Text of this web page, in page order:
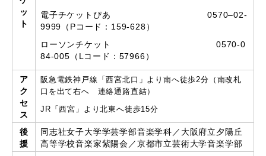
ッ
ト
電子チケットぴあ 0570–02-
9999（Pコード：159-628）
ローソンチケット 0570-0
84-005（Lコード：57966）
ア
ク
セ
ス
阪急電鉄神戸線「西宮北口」より南へ徒歩2分（南改札
口を出て右へ 連絡通路直結）
JR「西宮」より北東へ徒歩15分
後
援
同志社女子大学学芸学部音楽学科／大阪府立夕陽丘
高等学校音楽家紫陽会／京都市立芸術大学音楽学部